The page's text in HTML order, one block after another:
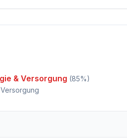
& Versorgung (85%)